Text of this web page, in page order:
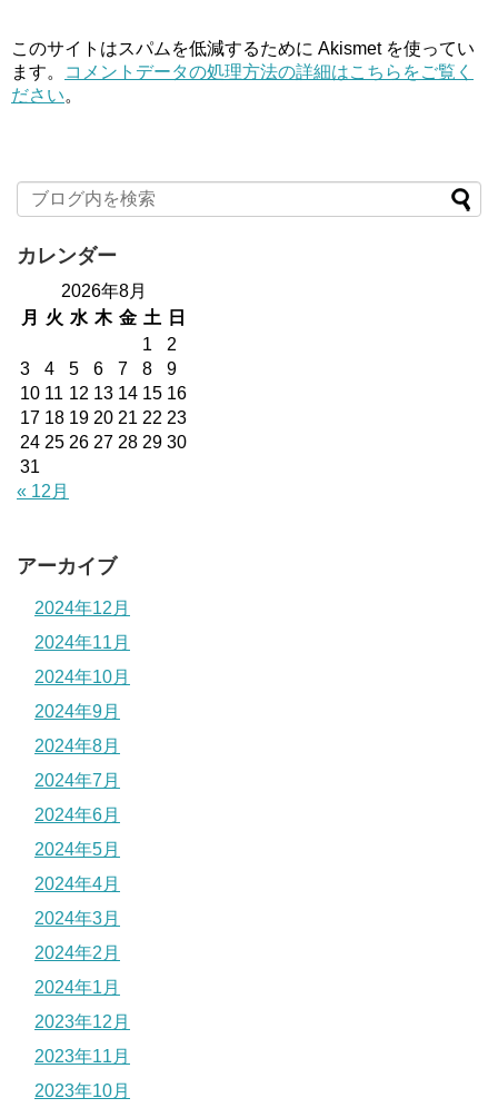
このサイトはスパムを低減するために Akismet を使ってい
ます。
コメントデータの処理方法の詳細はこちらをご覧く
ださい。
カレンダー
2026年8月
月
火 水 木 金 土
日
1
2
3
4 5 6 7 8
9
10 11 12 13 14 15 16
17 18 19 20 21 22 23
24 25 26 27 28 29 30
31
« 12月
アーカイブ
2024年12月
2024年11月
2024年10月
2024年9月
2024年8月
2024年7月
2024年6月
2024年5月
2024年4月
2024年3月
2024年2月
2024年1月
2023年12月
2023年11月
2023年10月